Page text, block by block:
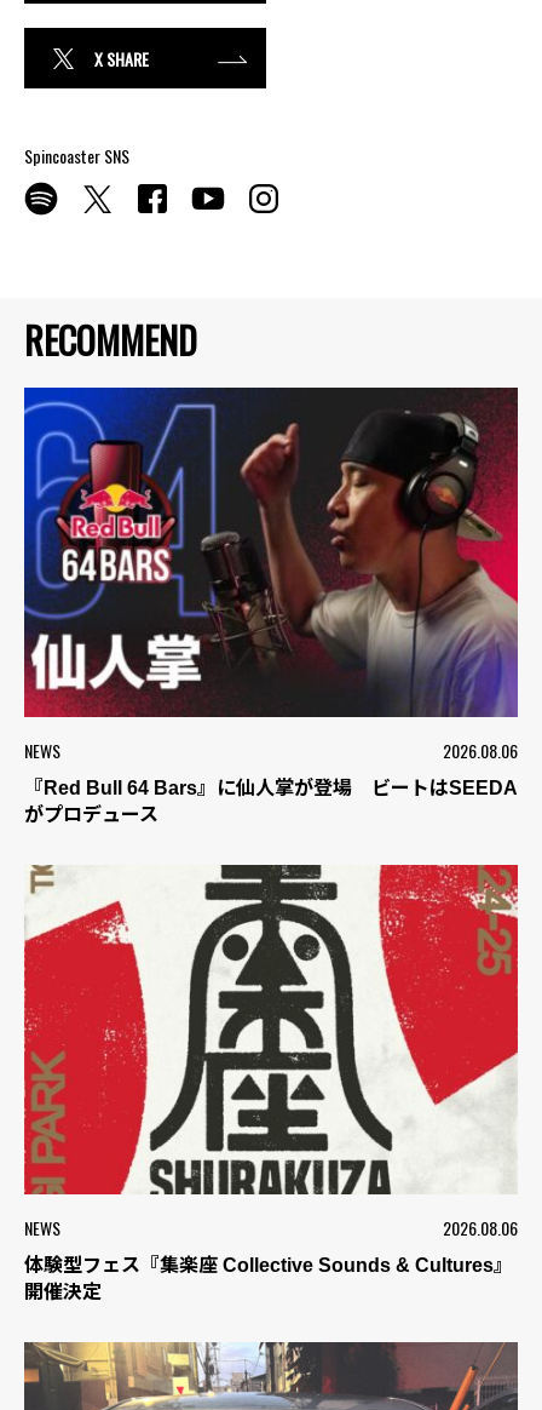
RECOMMEND
NEWS 2026.08.06
『Red Bull 64 Bars』に仙人掌が登場 ビートはSEEDA
がプロデュース
NEWS 2026.08.06
体験型フェス『集楽座 Collective Sounds & Cultures』
開催決定
X SHARE
Spincoaster SNS